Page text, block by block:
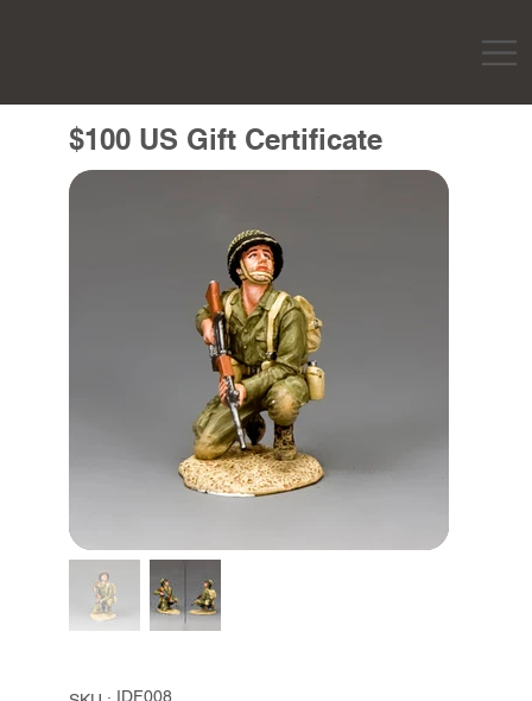
$100 US Gift Certificate
SKU
IDF008